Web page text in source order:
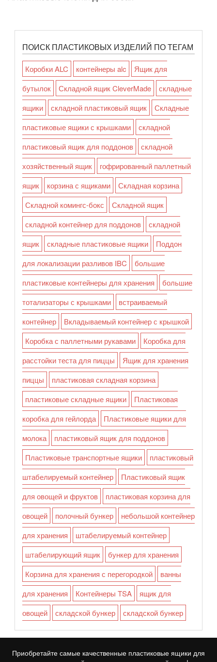
ПОИСК ПЛАСТИКОВЫХ ИЗДЕЛИЙ ПО ТЕГАМ
Коробки ALC контейнеры alc
Ящик для
бутылок
Складной ящик CleverMade
складные
ящики
складной пластиковый ящик
Складные
пластиковые ящики с крышками
складной
пластиковый ящик для поддонов
складной
хозяйственный ящик
гофрированный паллетный
ящик
корзина с ящиками
Складная корзина
Складной комингс-бокс
Складной ящик
складной контейнер для поддонов
складной
ящик
складные пластиковые ящики
Поддон
для локализации разливов IBC
большие
пластиковые контейнеры для хранения
большие
тотализаторы с крышками
встраиваемый
контейнер
Вкладываемый контейнер с крышкой
Коробка с паллетными рукавами
Коробка для
расстойки теста для пиццы
Ящик для хранения
пиццы
пластиковая складная корзина
пластиковые складные ящики
Пластиковая
коробка для гейлорда
Пластиковые ящики для
молока
пластиковый ящик для поддонов
Пластиковые транспортные ящики
пластиковый
штабелируемый контейнер
Пластиковый ящик
для овощей и фруктов
пластиковая корзина для
овощей
полочный бункер
небольшой контейнер
для хранения
штабелируемый контейнер
штабелирующий ящик
бункер для хранения
Корзина для хранения с перегородкой
ванны
для хранения
Контейнеры TSA
ящик для
овощей
складской бункер складской бункер
Приобретайте самые качественные пластиковые ящики для